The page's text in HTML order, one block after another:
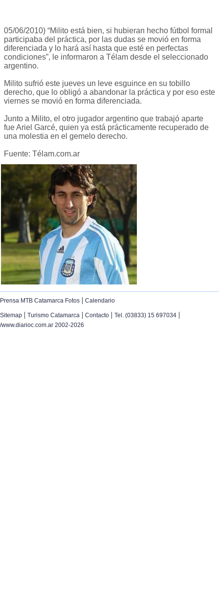
05/06/2010) “Milito está bien, si hubieran hecho fútbol formal
participaba del práctica, por las dudas se movió en forma
diferenciada y lo hará así hasta que esté en perfectas
condiciones”, le informaron a Télam desde el seleccionado
argentino.
Milito sufrió este jueves un leve esguince en su tobillo
derecho, que lo obligó a abandonar la práctica y por eso este
viernes se movió en forma diferenciada.
Junto a Milito, el otro jugador argentino que trabajó aparte
fue Ariel Garcé, quien ya está prácticamente recuperado de
una molestia en el gemelo derecho.
Fuente: Télam.com.ar
Prensa MTB Catamarca Fotos | Calendario
Sitemap | Turismo Catamarca | Contacto | Tel. (03833) 15 697034 |
/www.diarioc.com.ar 2002-2026